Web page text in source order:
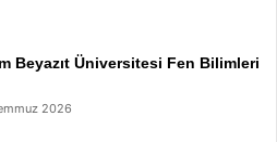
Beyazıt Üniversitesi Fen Bilimleri
2026